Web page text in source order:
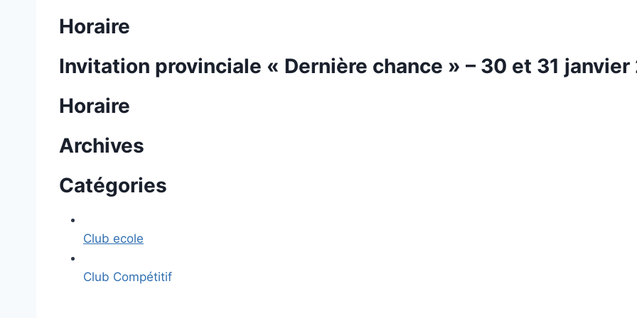
Horaire
Invitation provinciale « Dernière chance » – 30 et 31 janvier
Horaire
Archives
Catégories
Club ecole
Club Compétitif